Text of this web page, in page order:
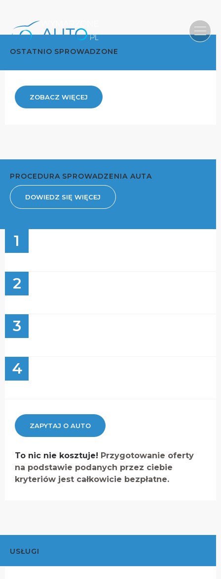
OSTATNIO SPROWADZONE
ZOBACZ WIĘCEJ
PROCEDURA SPROWADZENIA AUTA
DOWIEDZ SIĘ WIĘCEJ
1
2
3
4
ZAPYTAJ O AUTO
To nic nie kosztuje! Przygotowanie oferty
na podstawie podanych przez ciebie
kryteriów jest całkowicie bezpłatne.
USŁUGI